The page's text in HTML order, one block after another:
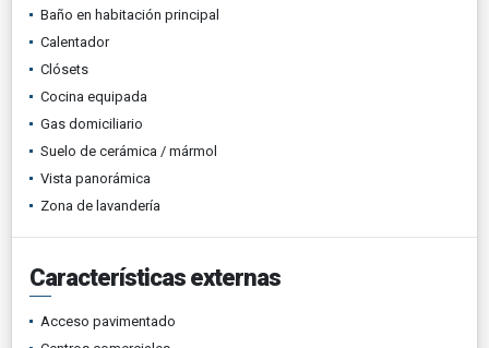
Baño en habitación principal
Calentador
Clósets
Cocina equipada
Gas domiciliario
Suelo de cerámica / mármol
Vista panorámica
Zona de lavandería
Características externas
Acceso pavimentado